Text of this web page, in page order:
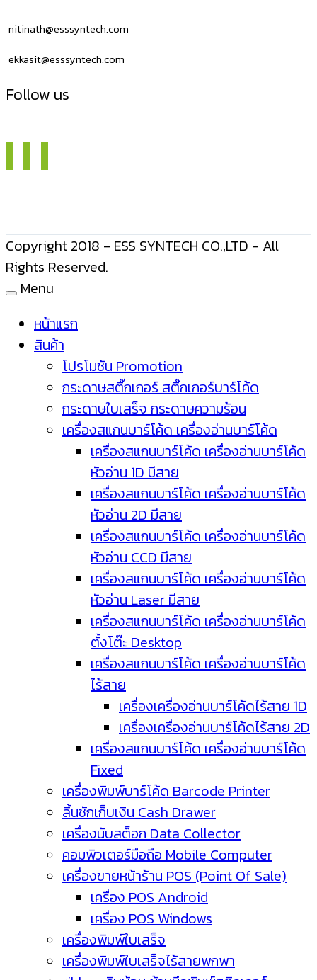
nitinath@esssyntech.com
ekkasit@esssyntech.com
Follow us
Copyright 2018 - ESS SYNTECH CO.,LTD - All
Rights Reserved.
Menu
หน้าแรก
สินค้า
โปรโมชัน Promotion
กระดาษสติ๊กเกอร์ สติ๊กเกอร์บาร์โค้ด
กระดาษใบเสร็จ กระดาษความร้อน
เครื่องสแกนบาร์โค้ด เครื่องอ่านบาร์โค้ด
เครื่องสแกนบาร์โค้ด เครื่องอ่านบาร์โค้ด
หัวอ่าน 1D มีสาย
เครื่องสแกนบาร์โค้ด เครื่องอ่านบาร์โค้ด
หัวอ่าน 2D มีสาย
เครื่องสแกนบาร์โค้ด เครื่องอ่านบาร์โค้ด
หัวอ่าน CCD มีสาย
เครื่องสแกนบาร์โค้ด เครื่องอ่านบาร์โค้ด
หัวอ่าน Laser มีสาย
เครื่องสแกนบาร์โค้ด เครื่องอ่านบาร์โค้ด
ตั้งโต๊ะ Desktop
เครื่องสแกนบาร์โค้ด เครื่องอ่านบาร์โค้ด
ไร้สาย
เครื่องเครื่องอ่านบาร์โค้ดไร้สาย 1D
เครื่องเครื่องอ่านบาร์โค้ดไร้สาย 2D
เครื่องสแกนบาร์โค้ด เครื่องอ่านบาร์โค้ด
Fixed
เครื่องพิมพ์บาร์โค้ด Barcode Printer
ลิ้นชักเก็บเงิน Cash Drawer
เครื่องนับสต็อก Data Collector
คอมพิวเตอร์มือถือ Mobile Computer
เครื่องขายหน้าร้าน POS (Point Of Sale)
เครื่อง POS Android
เครื่อง POS Windows
เครื่องพิมพ์ใบเสร็จ
เครื่องพิมพ์ใบเสร็จไร้สายพกพา